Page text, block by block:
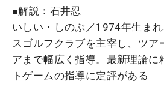
■解説：石井忍
いしい・しのぶ／1974年生ま
スゴルフクラブを主宰し、ツア
アまで幅広く指導。最新理論に
トゲームの指導に定評がある